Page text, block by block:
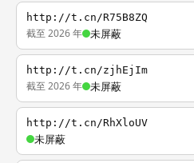
http://t.cn/R75B8ZQ
截至 2026 年 未屏蔽
http://t.cn/zjhEjIm
截至 2026 年 未屏蔽
http://t.cn/RhXloUV
未屏蔽